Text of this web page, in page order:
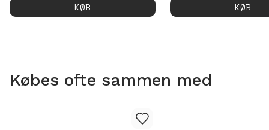
KØB
KØB
Købes ofte sammen med